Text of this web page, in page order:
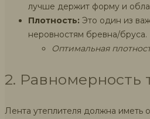
лучше держит форму и
Плотность: Это один из
неровностям бревна/бруса.
Оптимальная
2.
Лента утеплителя должна иметь